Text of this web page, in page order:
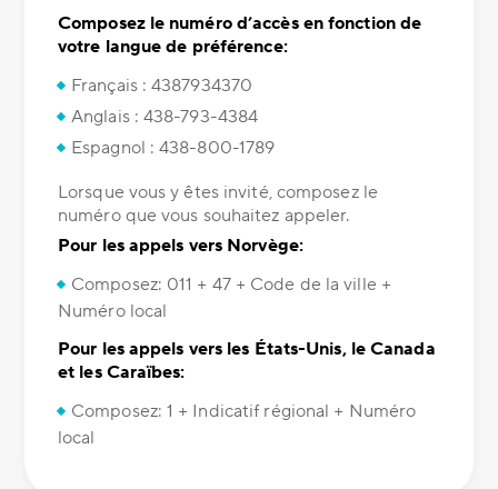
Composez le numéro d’accès en fonction de
votre langue de préférence:
Français : 4387934370
Anglais : 438-793-4384
Espagnol : 438-800-1789
Lorsque vous y êtes invité, composez le
numéro que vous souhaitez appeler.
Pour les appels vers Norvège:
Composez: 011 + 47 + Code de la ville +
Numéro local
Pour les appels vers les États-Unis, le Canada
et les Caraïbes:
Composez: 1 + Indicatif régional + Numéro
local